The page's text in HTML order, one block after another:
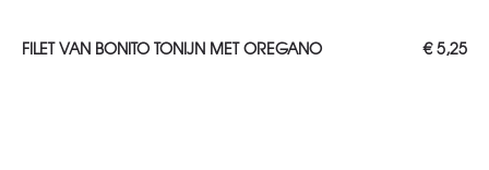
TOEVOEGEN AAN WINKELWAGEN
FILET VAN BONITO TONIJN MET OREGANO €5,25